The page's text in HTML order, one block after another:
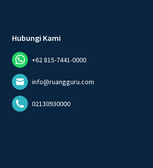
Hubungi Kami
+62 815-7441-0000
info@ruangguru.com
02130930000